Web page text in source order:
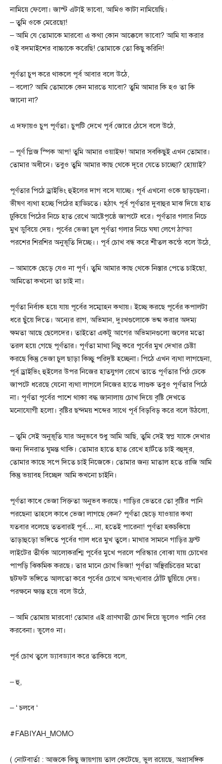
নামিয়ে ফেলো। জাস্ট এটাই ভাবো, আমিও কাটা নামিয়েছি।
– তুমি ওকে মেরেছো!
– আমি যে তোমাকে মারবো এ কথা কোন আক্কেলে ভাবো? আমি যা করার
ওই বদমাইশের বাচ্চাকে করেছি! তোমাকে তো কিছু করিনি!
পূর্ণতা চুপ করে থাকলে পূর্ব আবার বলে উঠে,
– বলো? আমি তোমাকে কেন মারতে যাবো? তুমি আমার কি হও তা কি
জানো না?
এ দফায়ও চুপ পূর্ণতা। চুপটি দেখে পূর্ব জোরে ঠেসে বলে উঠে,
– পূর্ণ প্লিজ স্পিক আপ! তুমি আমার ওয়াইফ! আমার সবকিছুই এখন তোমার।
তোমার অধীনে। তবুও তুমি আমার কাছ থেকে দূরে যেতে চাচ্ছো? হোয়াই?
পূর্ণতার পিঠে ড্রাইভিং হুইলের দাগ বসে যাচ্ছে। পূর্ব এখনো ওকে ছাড়ছেনা।
ভীষণ ব্যথা হচ্ছে পিঠের হাড্ডিতে। হঠাৎ পূর্ব পূর্ণতার দুবাহুর মাঝ দিয়ে হাত
ঢুকিয়ে পিঠের নিচে হাত রেখে আষ্টেপৃষ্ঠে জাপটে ধরে। পূর্ণতার গলার নিচে
মুখ ডুবিয়ে দেয়। পূর্বের ভেজা চুল পূর্ণতা গলার নিচে ঘষা লেগে ঠান্ডা
পরশের শিরশির অনুভূতি দিচ্ছে।। পূর্ব চোখ বন্ধ করে শীতল কন্ঠে বলে উঠে,
– আমাকে ছেড়ে যেও না পূর্ণ। তুমি আমার কাছ থেকে নিস্তার পেতে চাইছো,
আমিতো কখনো তা চাই না।
পূর্ণতা নির্বাক হয়ে যায় পূর্বের সম্মোহন কথায়। ইচ্ছে করছে পূর্বের কপালটা
ধরে ছুঁয়ে দিতে। অন্যের রাগ, অভিমান, দুঃখগুলোকে ভষ্ম করার অদম্য
ক্ষমতা আছে ছেলেদের। তাইতো একটু আগের অভিমানগুলো জলের মতো
তরল হয়ে গেছে পূর্ণতার। পূর্ণতা মাথা নিচু করে পূর্বের মুখ দেখার চেষ্টা
করছে কিন্তু ভেজা চুল ছাড়া কিচ্ছু পরিদৃষ্ট হচ্ছেনা। পিঠে এখন ব্যথা লাগছেনা,
পূর্ব ড্রাইভিং হুইলের উপর নিজের হাতযুগল রেখে তাতে পূর্ণতার পিঠ ঢেকে
জাপটে ধরেছে যেনো ব্যথা লাগলে নিজের হাতে লাগুক তবুও পূর্ণতার পিঠে
না। পূর্ণতা পূর্বের পাশে থাকা বদ্ধ জানালায় চোখ দিয়ে বৃষ্টি দেখতে
মনোযোগী হলো। বৃষ্টির ছন্দময় শব্দের সাথে পূর্ব বিড়বিড় করে বলে উঠলো,
– তুমি সেই অনুভূতি যার অনুভবে শুধু আমি আছি, তুমি সেই স্বপ্ন যাকে দেখার
জন্য দিনরাত ঘুমন্ত থাকি। তোমার হাতে হাত রেখে হাটঁতে চাই বহুদূর,
তোমার কাছে সপে দিতে চাই নিজেকে। তোমার জন্য মাতাল হতে রাজি আমি
কিন্তু ভয়াবহ বিচ্ছেদ আমি কখনো চাইনি।
পূর্ণতা কাধে ভেজা সিক্ততা অনুভব করছে। গাড়ির ভেতরে তো বৃষ্টির পানি
পরছেনা তাহলে কাধে ভেজা লাগছে কেন? পূর্ণতা ছেড়ে যাওয়ার কথা
যতবার বলেছে ততবারই পূর্ব….না, হতেই পারেনা! পূর্ণতা হকচকিয়ে
তাড়াহুড়ো ভঙ্গিতে পূর্বের গাল ধরে মুখ তুলে। মাথার সামনে গাড়ির ফ্রন্ট
লাইটের তীর্যক আলোকরশ্মি পূর্বের মুখে পরলে পরিস্কার বোঝা যায় চোখের
পাপড়ি ঝিকমিক করছে। তার মানে চোখ ভিজা! পূর্ণতা অস্থিরচিত্তের মতো
ছটফট ভঙ্গিতে আলতো করে পূর্বের চোখে অসংখ্যবার ঠোঁট ছুয়িঁয়ে দেয়।
পরক্ষনে ক্ষান্ত হয়ে বলে উঠে,
– আমি তোমায় মারবো! তোমার এই প্রাণঘাতী চোখ দিয়ে ভুলেও পানি বের
করবেনা। ভুলেও না।
পূর্ব চোখ তুলে ড্যাবড্যাব করে তাকিয়ে বলে,
– হু,
– ‘ চলবে ‘
#FABIYAH_MOMO
( নোটবার্তা : আজকে কিছু জায়গায় তাল কেটেছে, ভুল রয়েছে, অপ্রাসঙ্গিক